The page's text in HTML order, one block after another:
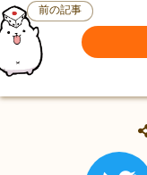
前の記事